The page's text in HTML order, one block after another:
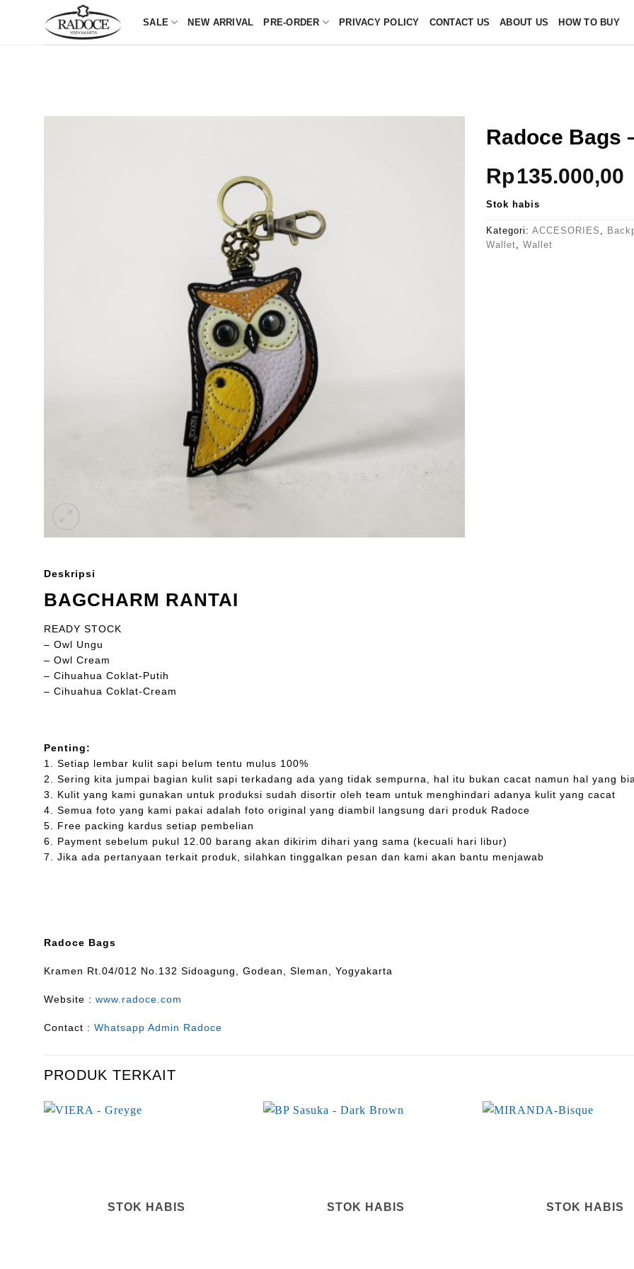
SALE NEW ARRIVAL PRE-ORDER PRIVACY POLICY CONTACT US ABOUT US HOW TO BUY
Radoce Bags
Rp135.000,00
Stok habis
Kategori: ACCESORIES
Wallet
Wallet
Deskripsi
BAGCHARM RANTAI
READY STOCK
– Owl Ungu
– Owl Cream
– Cihuahua Coklat-Putih
– Cihuahua Coklat-Cream
Penting:
1. Setiap lembar kulit sapi belum tentu mulus 100%
2. Sering kita jumpai bagian kulit sapi terkadang ada yang tidak sempurna, hal itu bukan cacat namun hal yang
3. Kulit yang kami gunakan untuk produksi sudah disortir oleh team untuk menghindari adanya kulit yang cacat
4. Semua foto yang kami pakai adalah foto original yang diambil langsung dari produk Radoce
5. Free packing kardus setiap pembelian
6. Payment sebelum pukul 12.00 barang akan dikirim dihari yang sama (kecuali hari libur)
7. Jika ada pertanyaan terkait produk, silahkan tinggalkan pesan dan kami akan bantu menjawab
Radoce Bags
Kramen Rt.04/012 No.132 Sidoagung, Godean, Sleman, Yogyakarta
Website : www.radoce.com
Contact : Whatsapp Admin Radoce
PRODUK TERKAIT
STOK HABIS STOK HABIS STOK HABIS